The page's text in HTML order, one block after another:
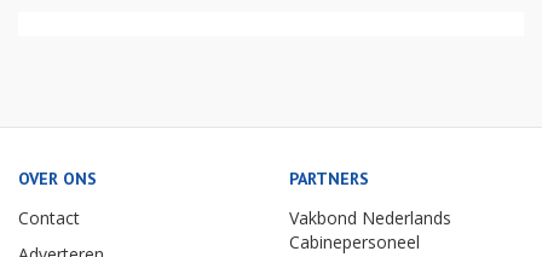
OVER ONS
Contact
PARTNERS
Vakbond Nederlands
Cabinepersoneel